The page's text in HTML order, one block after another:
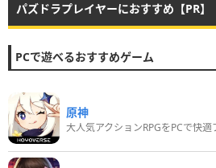
パズドラプレイヤーにおすすめ【PR】
PCで遊べるおすすめゲーム
原神
大人気アクションRPGをPCで快適